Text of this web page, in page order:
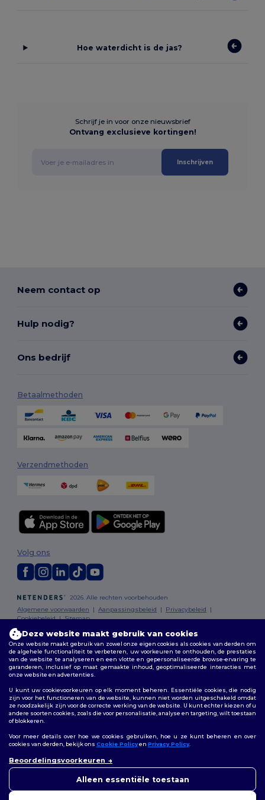
Hoe waterdicht is de jas?
Schrijf je in voor onze nieuwsbrief
Ontvang exclusieve kortingen!
Inschrijven
Neem contact op
Hulp nodig?
Ons bedrijf
Betaalmethoden
Verzendmethoden
2026. Alle rechten voorbehouden
Algemene voorwaarden |Aanpassingsbeleid | Privacybeleid |
Cookiebeleid|Sitemap
Volg ons
Bruxelles | Anvers |Mortsel|Malines |Lierre|Turnhout| Geel|
Herentals | Hoogstraten| Bruges
Deze website maakt gebruik van cookies
Onze website maakt gebruik van zowel onze eigen cookies als cookies van derden om
de algehele functionaliteit te verbeteren, uw voorkeuren te onthouden, de prestaties
van de website te analyseren en een vlotte en gepersonaliseerde browse-ervaring te
garanderen, inclusief op maat gemaakte inhoud, geoptimaliseerde interacties met
onze website en advertenties.
U kunt uw cookievoorkeuren op elk moment beheren. Essentiële cookies, die nodig
zijn voor het functioneren van de website, kunnen niet worden uitgeschakeld omdat
ze noodzakelijk zijn voor de correcte werking van de website. U kunt echter kiezen of u
andere soorten cookies, zoals die voor personalisatie, analyse en targeting, wilt toestaan
of blokkeren.
Voor meer details over hoe we cookies gebruiken, hoe u ze kunt beheren en over
cookies van derden, bekijk ons Cookie Policyen Privacy Policy.
Beoordelingsvoorkeuren
Alleen essentiële toestaan
moment contact met ons